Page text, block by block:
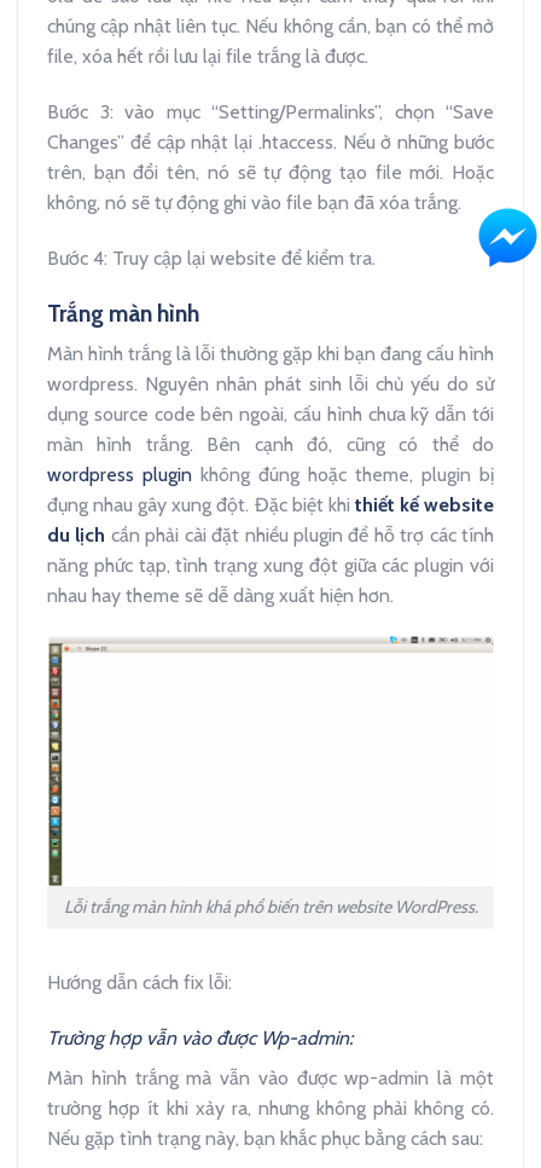
chúng cập nhật liên tục. Nếu không cần, bạn có thể mở
file, xóa hết rồi lưu lại file trắng là được.
Bước 3: vào mục “Setting/Permalinks”, chọn “Save
Changes” để cập nhật lại .htaccess. Nếu ở những bước
trên, bạn đổi tên, nó sẽ tự động tạo file mới. Hoặc
không, nó sẽ tự động ghi vào file bạn đã xóa trắng.
Bước 4: Truy cập lại website để kiểm tra.
Trắng màn hình
Màn hình trắng là lỗi thường gặp khi bạn đang cấu hình
wordpress. Nguyên nhân phát sinh lỗi chủ yếu do sử
dụng source code bên ngoài, cấu hình chưa kỹ dẫn tới
màn hình trắng. Bên cạnh đó, cũng có thể do
wordpress plugin không đúng hoặc theme, plugin bị
đụng nhau gây xung đột. Đặc biệt khi thiết kế website
du lịch cần phải cài đặt nhiều plugin để hỗ trợ các tính
năng phức tạp, tình trạng xung đột giữa các plugin với
nhau hay theme sẽ dễ dàng xuất hiện hơn.
Lỗi trắng màn hình khá phổ biến trên website WordPress.
Hướng dẫn cách fix lỗi:
Trường hợp vẫn vào được Wp-admin:
Màn hình trắng mà vẫn vào được wp-admin là một
trường hợp ít khi xảy ra, nhưng không phải không có.
Nếu gặp tình trạng này, bạn khắc phục bằng cách sau: